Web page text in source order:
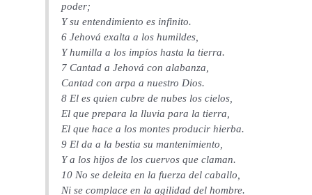
poder;
Y su entendimiento es infinito.
6 Jehová exalta a los humildes,
Y humilla a los impíos hasta la tierra.
7 Cantad a Jehová con alabanza,
Cantad con arpa a nuestro Dios.
8 El es quien cubre de nubes los cielos,
El que prepara la lluvia para la tierra,
El que hace a los montes producir hierba.
9 El da a la bestia su mantenimiento,
Y a los hijos de los cuervos que claman.
10 No se deleita en la fuerza del caballo,
Ni se complace en la agilidad del hombre.